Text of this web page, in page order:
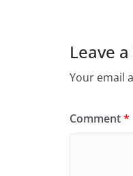
Leave
Your email
Comment*